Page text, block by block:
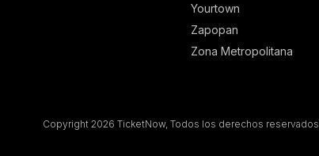
Yourtown
Zapopan
Zona Metropolitana
Copyright 2026 TicketNow, Todos los derechos reservados